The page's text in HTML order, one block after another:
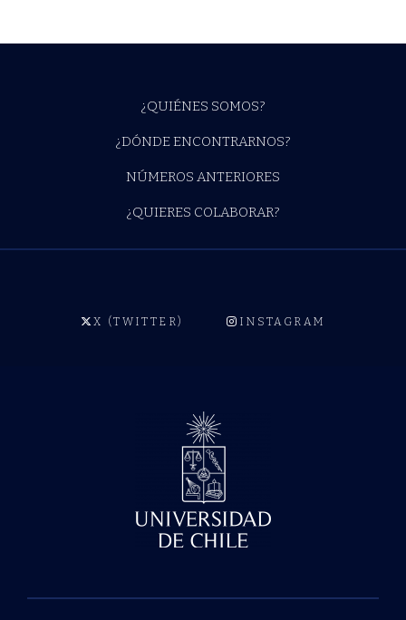
¿QUIÉNES SOMOS?
¿DÓNDE ENCONTRARNOS?
NÚMEROS ANTERIORES
¿QUIERES COLABORAR?
X (TWITTER) INSTAGRAM